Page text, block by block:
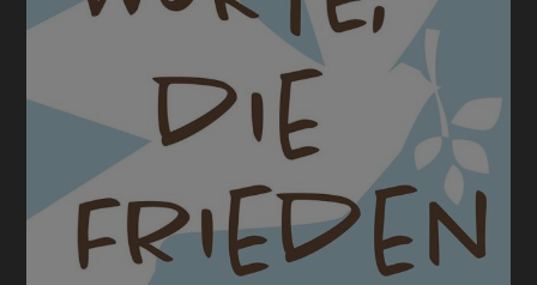
IDEEN & BEGLEITMATERIAL